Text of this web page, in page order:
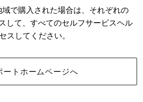
で購入された場合は、それぞれの
して、すべてのセルフサービスヘル
スしてください。
ートホームページへ